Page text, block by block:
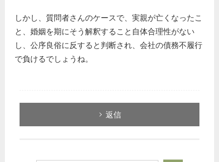
しかし、質問者さんのケースで、実親が亡くなったこ
と、婚姻を期にそう解釈すること自体合理性がない
し、公序良俗に反すると判断され、会社の債務不履行
で負けるでしょうね。
返信